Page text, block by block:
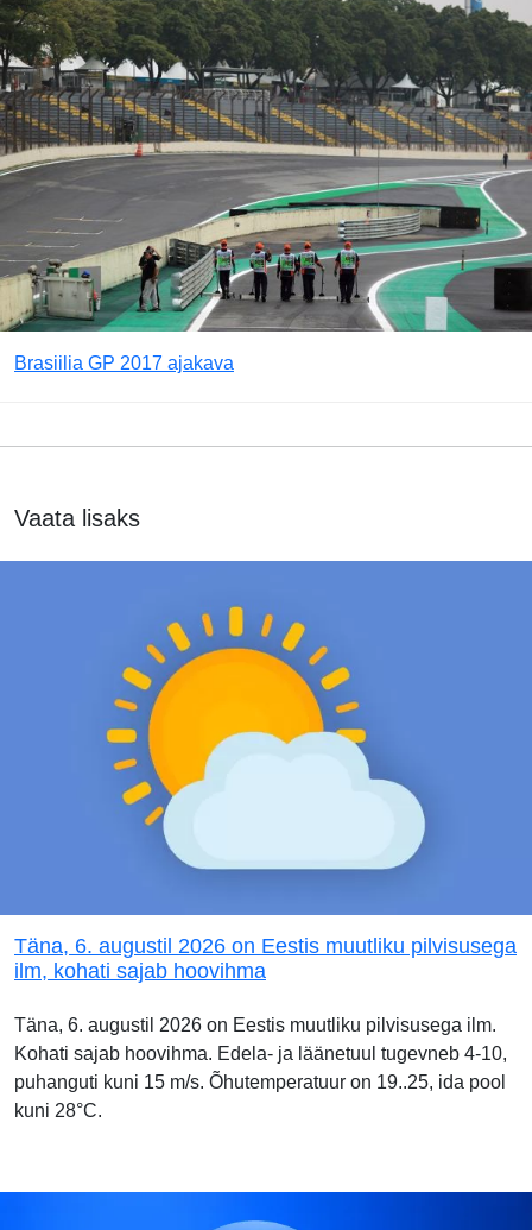
Brasiilia GP 2017 ajakava
Vaata lisaks
Täna, 6. augustil 2026 on Eestis muutliku pilvisusega
ilm, kohati sajab hoovihma
Täna, 6. augustil 2026 on Eestis muutliku pilvisusega ilm.
Kohati sajab hoovihma. Edela- ja läänetuul tugevneb 4-10,
puhanguti kuni 15 m/s. Õhutemperatuur on 19..25, ida pool
kuni 28°C.